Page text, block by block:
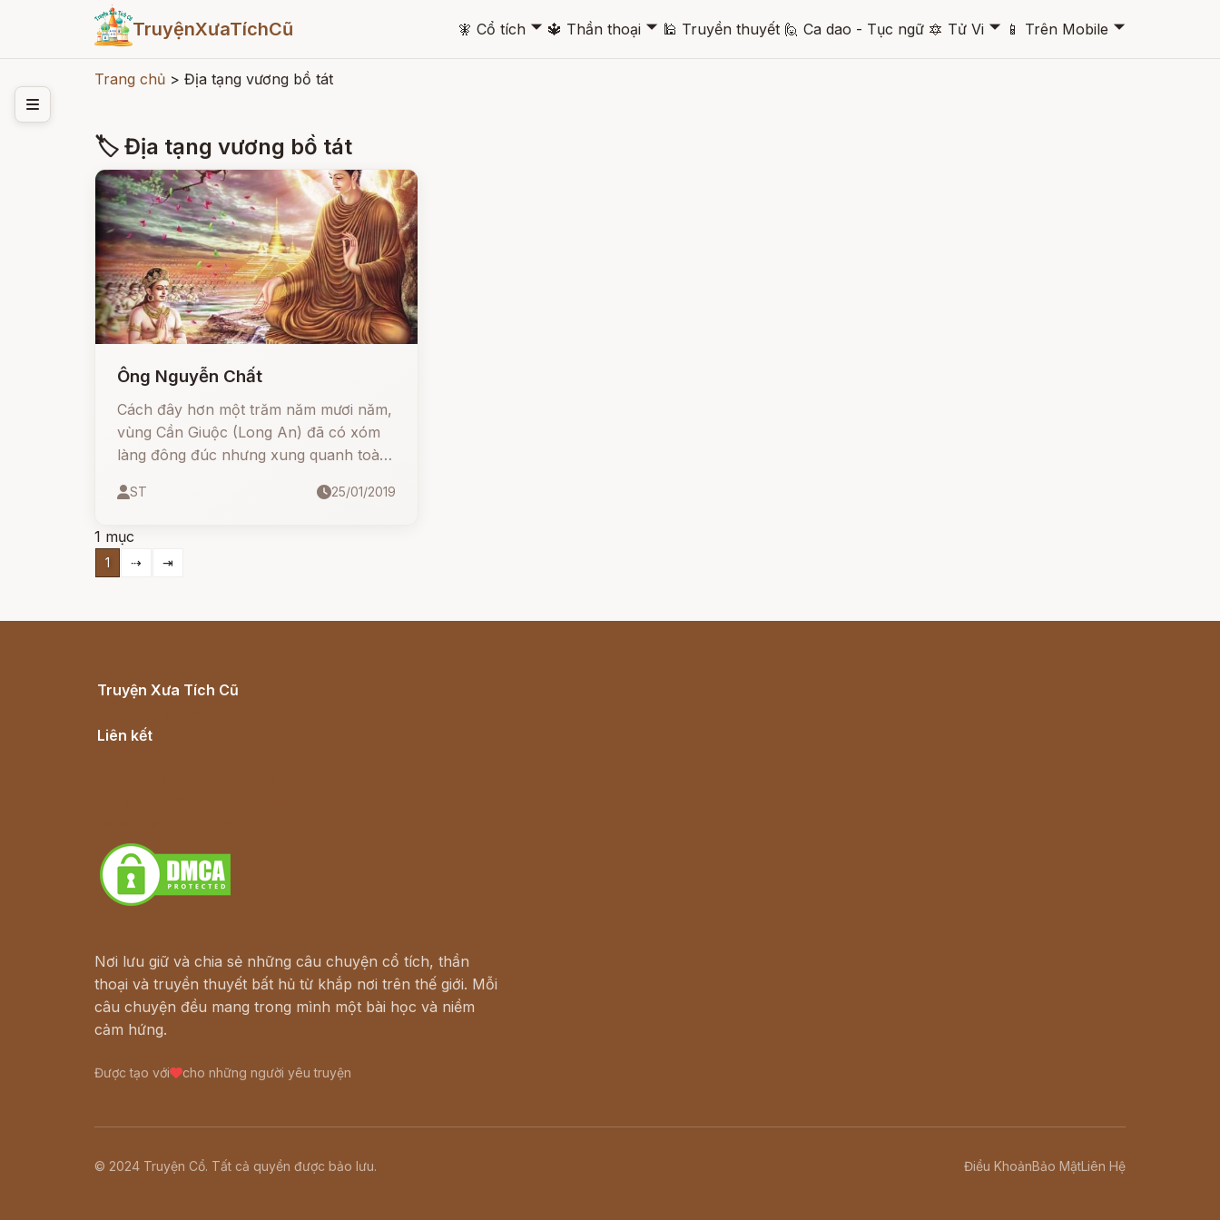
TruyệnXưaTíchCũ 🧚 Cổ tích 🞃 🔱 Thần thoại 🞃 🕌 Truyền thuyết 🙋 Ca dao - Tục ngữ 🔯 Tử Vi 🞃 📱 Trên Mobile 🞃
Trang chủ > Địa tạng vương bồ tát
🏷 Địa tạng vương bồ tát
Ông Nguyễn Chất
Cách đây hơn một trăm năm mươi năm,
vùng Cần Giuộc (Long An) đã có xóm
làng đông đúc nhưng xung quanh toàn
thưa với cha mẹ:
ST 25/01/2019
1 mục
1 ⇢ ⇥
Truyện Xưa Tích Cũ
Liên kết
Nơi lưu giữ và chia sẻ những câu chuyện cổ tích, thần
thoại và truyền thuyết bất hủ từ khắp nơi trên thế giới. Mỗi
câu chuyện đều mang trong mình một bài học và niềm
cảm hứng.
Được tạo với cho những người yêu truyện
© 2024 Truyện Cổ. Tất cả quyền được bảo lưu. Điều KhoảnBảo MậtLiên Hệ